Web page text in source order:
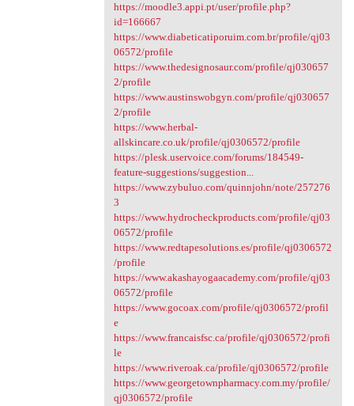
https://moodle3.appi.pt/user/profile.php?
id=166667
https://www.diabeticatiporuim.com.br/profile/qj03
06572/profile
https://www.thedesignosaur.com/profile/qj030657
2/profile
https://www.austinswobgyn.com/profile/qj030657
2/profile
https://www.herbal-
allskincare.co.uk/profile/qj0306572/profile
https://plesk.uservoice.com/forums/184549-
feature-suggestions/suggestion...
https://www.zybuluo.com/quinnjohn/note/257276
3
https://www.hydrocheckproducts.com/profile/qj03
06572/profile
https://www.redtapesolutions.es/profile/qj0306572
/profile
https://www.akashayogaacademy.com/profile/qj03
06572/profile
https://www.gocoax.com/profile/qj0306572/profil
e
https://www.francaisfsc.ca/profile/qj0306572/profi
le
https://www.riveroak.ca/profile/qj0306572/profile
https://www.georgetownpharmacy.com.my/profile/
qj0306572/profile